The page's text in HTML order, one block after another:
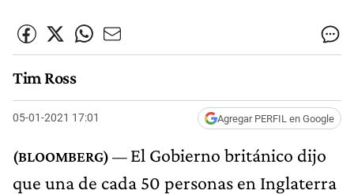
Tim Ross
05-01-2021 17:01 Agregar PERFIL en Google
El Gobierno británico dijo
que una de cada 50 personas en Inglaterra